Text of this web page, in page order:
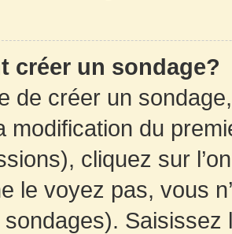
créer un sondage?
de créer un
modification du
cliquez sur
le voyez pas, vous